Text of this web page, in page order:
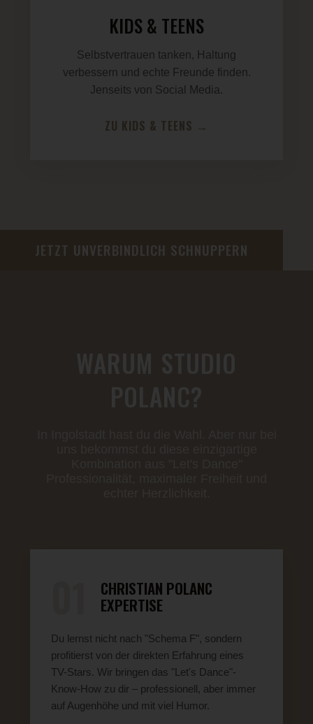
KIDS & TEENS
Selbstvertrauen tanken, Haltung
verbessern und echte Freunde finden.
Jenseits von Social Media.
ZU KIDS & TEENS →
JETZT UNVERBINDLICH SCHNUPPERN
CHRISTIAN POLANC
EXPERTISE
Du lernst nicht nach "Schema F", sondern
profitierst von der direkten Erfahrung eines
TV-Stars. Wir bringen das "Let's Dance"-
Know-How zu dir – professionell, aber immer
auf Augenhöhe und mit viel Humor.